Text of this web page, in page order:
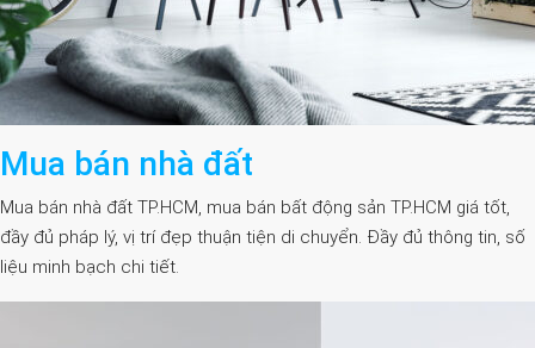
Mua bán nhà đất
Mua bán nhà đất TP.HCM, mua bán bất động sản TP.HCM giá tốt,
đầy đủ pháp lý, vị trí đẹp thuận tiện di chuyển. Đầy đủ thông tin, số
liệu minh bạch chi tiết.